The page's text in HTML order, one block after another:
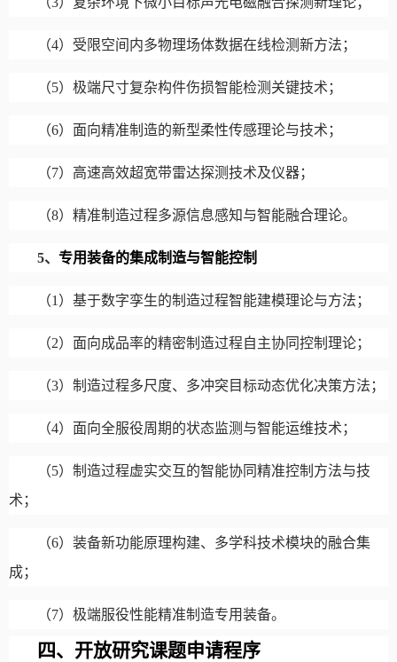
（4）受限空间内多物理场体数据在线检测新方法；
（5）极端尺寸复杂构件伤损智能检测关键技术；
（6）面向精准制造的新型柔性传感理论与技术；
（7）高速高效超宽带雷达探测技术及仪器；
（8）精准制造过程多源信息感知与智能融合理论。
5、 专用装备的集成制造与智能控制
（1 ）基于数字孪生的制造过程智能建模理论与方法；
（2）面向成品率的精密制造过程自主协同控制理论；
（3）制造过程多尺度、多冲突目标动态优化决策方法；
（4）面向全服役周期的状态监测与智能运维技术；
（5）制造过程虚实交互的智能协同精准控制方法与技
术；
（6）装备新功能原理构建、多学科技术模块的融合集
成；
（7）极端服役性能精准制造专用装备。
四、开放研究课题申请程序